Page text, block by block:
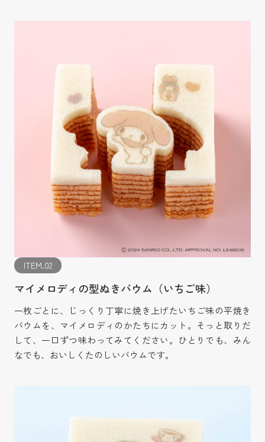
ITEM.02
マイメロディの型ぬきバウム（いちご味）
一枚ごとに、じっくり丁寧に焼き上げたいちご味の平焼き
バウムを、マイメロディのかたちにカット。そっと取りだ
して、一口ずつ味わってみてください。ひとりでも、みん
なでも、おいしくたのしいバウムです。